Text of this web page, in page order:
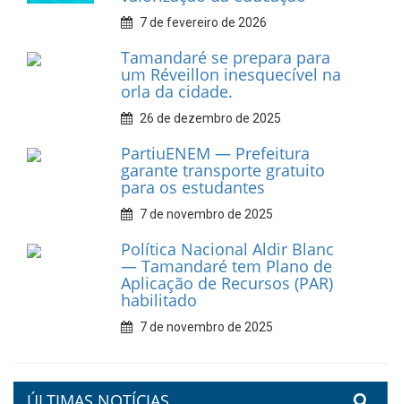
10 de fevereiro de 2026
Dia do Frevo: patrimônio
cultural em movimento
9 de fevereiro de 2026
Prefeitura de Tamandaré
fortalece apoio aos
catadores de materiais
recicláveis
9 de fevereiro de 2026
Prefeitura de Tamandaré
reforça diálogo e
compromisso com a
valorização da educação
7 de fevereiro de 2026
orla da cidade.